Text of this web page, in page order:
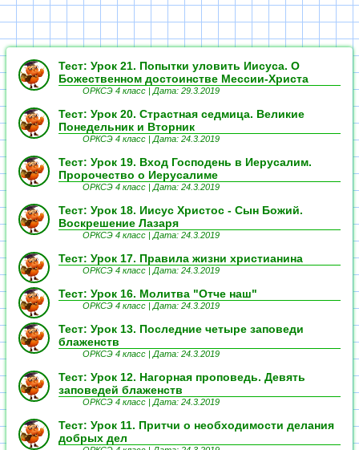
Тест: Урок 21. Попытки уловить Иисуса. О
Божественном достоинстве Мессии-Христа
ОРКСЭ 4 класс | Дата: 29.3.2019
Тест: Урок 20. Страстная седмица. Великие
Понедельник и Вторник
ОРКСЭ 4 класс | Дата: 24.3.2019
Тест: Урок 19. Вход Господень в Иерусалим.
Пророчество о Иерусалиме
ОРКСЭ 4 класс | Дата: 24.3.2019
Тест: Урок 18. Иисус Христос - Сын Божий.
Воскрешение Лазаря
ОРКСЭ 4 класс | Дата: 24.3.2019
Тест: Урок 17. Правила жизни христианина
ОРКСЭ 4 класс | Дата: 24.3.2019
Тест: Урок 16. Молитва "Отче наш"
ОРКСЭ 4 класс | Дата: 24.3.2019
Тест: Урок 13. Последние четыре заповеди
блаженств
ОРКСЭ 4 класс | Дата: 24.3.2019
Тест: Урок 12. Нагорная проповедь. Девять
заповедей блаженств
ОРКСЭ 4 класс | Дата: 24.3.2019
Тест: Урок 11. Притчи о необходимости делания
добрых дел